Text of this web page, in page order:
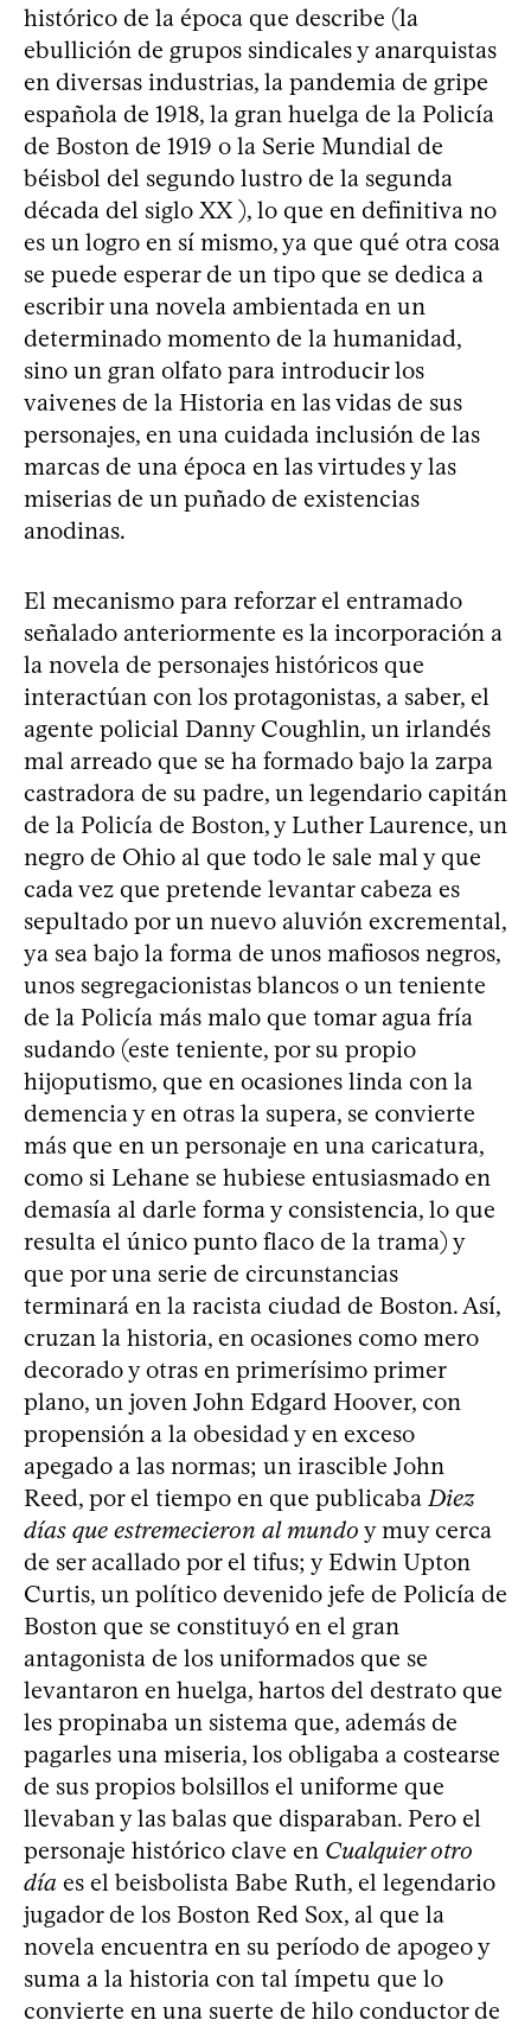
histórico de la época que describe (la
ebullición de grupos sindicales y anarquistas
en diversas industrias, la pandemia de gripe
española de 1918, la gran huelga de la Policía
de Boston de 1919 o la Serie Mundial de
béisbol del segundo lustro de la segunda
década del siglo XX ), lo que en definitiva no
es un logro en sí mismo, ya que qué otra cosa
se puede esperar de un tipo que se dedica a
escribir una novela ambientada en un
determinado momento de la humanidad,
sino un gran olfato para introducir los
vaivenes de la Historia en las vidas de sus
personajes, en una cuidada inclusión de las
marcas de una época en las virtudes y las
miserias de un puñado de existencias
anodinas.
El mecanismo para reforzar el entramado
señalado anteriormente es la incorporación a
la novela de personajes históricos que
interactúan con los protagonistas, a saber, el
agente policial Danny Coughlin, un irlandés
mal arreado que se ha formado bajo la zarpa
castradora de su padre, un legendario capitán
de la Policía de Boston, y Luther Laurence, un
negro de Ohio al que todo le sale mal y que
cada vez que pretende levantar cabeza es
sepultado por un nuevo aluvión excremental,
ya sea bajo la forma de unos mafiosos negros,
unos segregacionistas blancos o un teniente
de la Policía más malo que tomar agua fría
sudando (este teniente, por su propio
hijoputismo, que en ocasiones linda con la
demencia y en otras la supera, se convierte
más que en un personaje en una caricatura,
como si Lehane se hubiese entusiasmado en
demasía al darle forma y consistencia, lo que
resulta el único punto flaco de la trama) y
que por una serie de circunstancias
terminará en la racista ciudad de Boston. Así,
cruzan la historia, en ocasiones como mero
decorado y otras en primerísimo primer
plano, un joven John Edgard Hoover, con
propensión a la obesidad y en exceso
apegado a las normas; un irascible John
Reed, por el tiempo en que publicaba Diez
días que estremecieron al mundo y muy cerca
de ser acallado por el tifus; y Edwin Upton
Curtis, un político devenido jefe de Policía de
Boston que se constituyó en el gran
antagonista de los uniformados que se
levantaron en huelga, hartos del destrato que
les propinaba un sistema que, además de
pagarles una miseria, los obligaba a costearse
de sus propios bolsillos el uniforme que
llevaban y las balas que disparaban. Pero el
personaje histórico clave en Cualquier otro
día es el beisbolista Babe Ruth, el legendario
jugador de los Boston Red Sox, al que la
novela encuentra en su período de apogeo y
suma a la historia con tal ímpetu que lo
convierte en una suerte de hilo conductor de